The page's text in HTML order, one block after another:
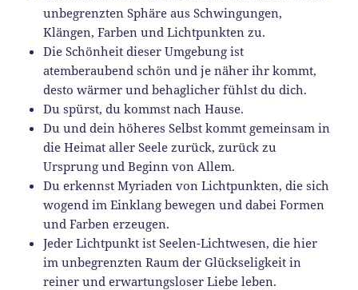
unbegrenzten Sphäre aus Schwingungen,
Klängen, Farben und Lichtpunkten zu.
Die Schönheit dieser Umgebung ist
atemberaubend schön und je näher ihr kommt,
desto wärmer und behaglicher fühlst du dich.
Du spürst, du kommst nach Hause.
Du und dein höheres Selbst kommt gemeinsam in
die Heimat aller Seele zurück, zurück zu
Ursprung und Beginn von Allem.
Du erkennst Myriaden von Lichtpunkten, die sich
wogend im Einklang bewegen und dabei Formen
und Farben erzeugen.
Jeder Lichtpunkt ist Seelen-Lichtwesen, die hier
im unbegrenzten Raum der Glückseligkeit in
reiner und erwartungsloser Liebe leben.